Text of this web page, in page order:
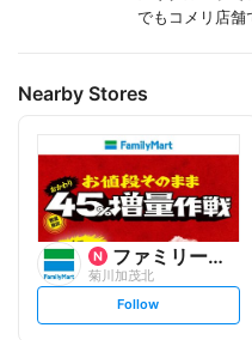
でもコメリ店舗
Nearby Stores
ファミリーマート
菊川加茂北
s
t
Follow